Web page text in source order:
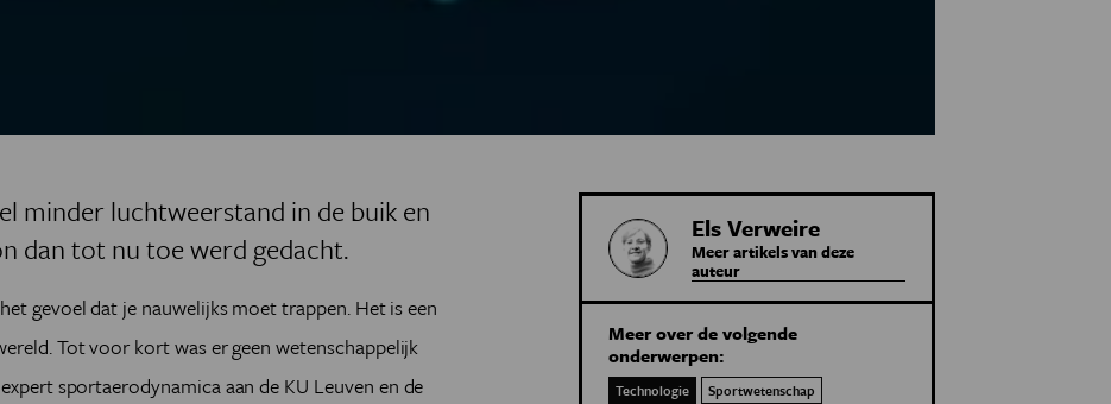
minder luchtweerstand in de buik en
dan tot nu toe werd gedacht.
gevoel dat je nauwelijks moet trappen. Het is een
Tot voor kort was er geen wetenschappelijk
sportaerodynamica aan de KU Leuven en de
Els Verweire
Meer artikels van deze
auteur
Meer over de volgende
onderwerpen:
Technologie
Sportwetenschap